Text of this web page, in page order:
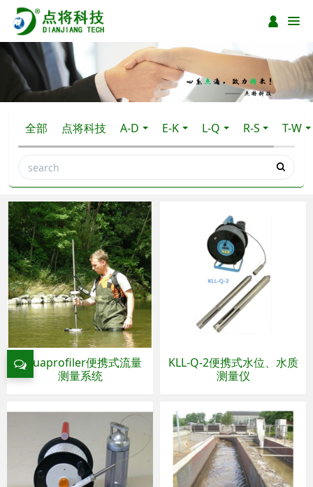
全部 点将科技 A-D E-K L-Q R-S T-W
Aquaprofiler便携式流量
测量系统
KLL-Q-2便携式水位、水质
测量仪